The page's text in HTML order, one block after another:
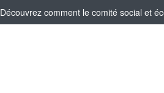
Découvrez comment le comité social et